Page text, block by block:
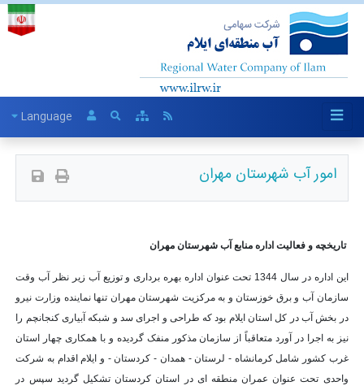
Language
امور آب شهرستان مهران
تاریخچه و فعالیت اداره منابع آب شهرستان مهران
این اداره در سال 1344 تحت عنوان اداره بهره برداری و توزیع آب زیر نظر آب وقت
سازمان آب و برق خوزستان و به مرکزیت شهرستان مهران تنها نماینده وزارت نیرو
در بخش آب در کل استان ایلام بود که طراحی و اجرای سد و شبکه آبیاری کنجانچم را
نیز به اجرا در آورد متعاقباً از سازمان مذکور منفک گردیده و با همکاری چهار استان
غرب کشور شامل کرمانشاه - لرستان - همدان - کردستان - و ایلام اقدام به شرکت
واحدی تحت عنوان عمران منطقه ای در استان کردستان تشکیل گردید سپس در